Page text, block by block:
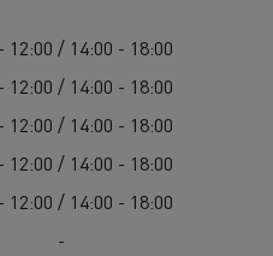
12:00 / 14:00 - 18:00
12:00 / 14:00 - 18:00
12:00 / 14:00 - 18:00
12:00 / 14:00 - 18:00
12:00 / 14:00 - 18:00
-